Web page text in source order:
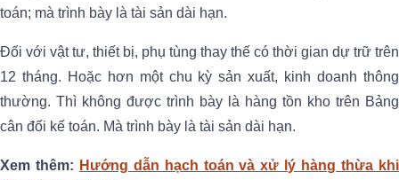
toán; mà trình bày là tài sản dài hạn.
Đối với vật tư, thiết bị, phụ tùng thay thế có thời gian dự trữ trên
12 tháng. Hoặc hơn một chu kỳ sản xuất, kinh doanh thông
thường. Thì không được trình bày là hàng tồn kho trên Bảng
cân đối kế toán. Mà trình bày là tài sản dài hạn.
Xem thêm: Hướng dẫn hạch toán và xử lý hàng thừa khi